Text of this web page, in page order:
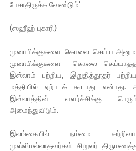
பேசாதிருக்க வேண்டும்’
(ஸஹீஹ் புகாரி)
முனாபிக்குகளை கொலை செய்ய
முனாபிக்குகளை கொலை
இஸ்லாம் பற்றிய, இறுதித்தூதர்
மத்தியில் ஏற்படக் கூடாது என்பது.
இஸ்லாத்தின் வளர்ச்சிக்கு
அமைந்துவிடும்.
இலங்கையில் நம்மை
முஸ்லிமல்லாதவர்கள் சிறுவர்